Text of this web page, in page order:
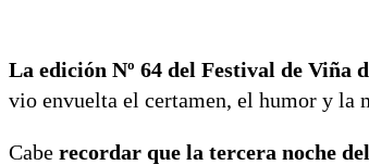
La edición Nº 64 del Festival de Viña
vio envuelta el certamen, el humor y la
Cabe recordar que la tercera noche